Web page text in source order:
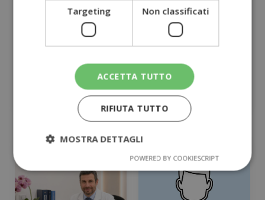
Quarati
Chirurgo Generale -
Proctologo
Lenti
Chirurgo Generale e
Proctologo
Targeting Non classificati
ACCETTA TUTTO
RIFIUTA TUTTO
MOSTRA DETTAGLI
POWERED BY COOKIESCRIPT